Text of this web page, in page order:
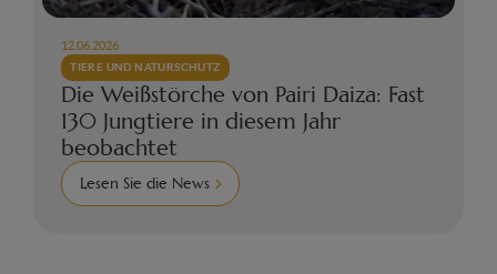
12.06.2026
TIERE UND NATURSCHUTZ
Die Weißstörche von Pairi Daiza: Fast
130 Jungtiere in diesem Jahr
beobachtet
Lesen Sie die News